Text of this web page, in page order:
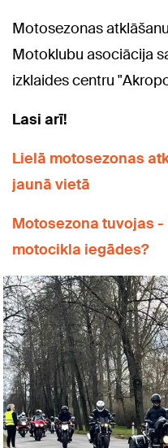
Motosezonas
Motoklubu asociācija
izklaides centru
Lasi arī!
Lielā motosezonas
jaunā vietā
Motosezona tuvojas
motocikla iegādes?